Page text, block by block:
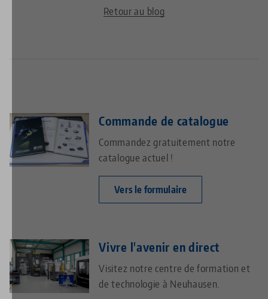
Retour au blog
Commande de catalogue
Commandez gratuitement notre
catalogue actuel !
Vers le formulaire
Vivre l'avenir en direct
Visitez notre centre de formation et
de technologie à Neuhausen.